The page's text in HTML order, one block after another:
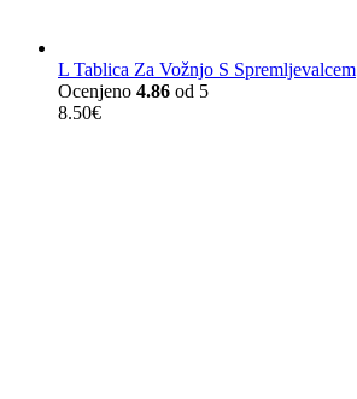
L Tablica Za Vožnjo S Spremljevalcem
Ocenjeno 4.86 od 5
8.50€